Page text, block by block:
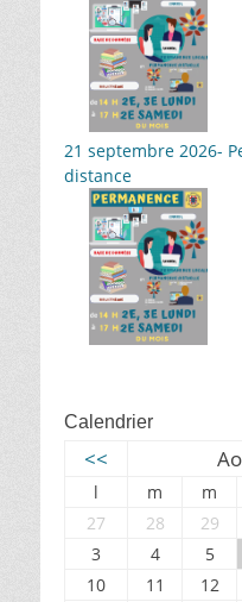
21 septembre 2026-
distance
Calendrier
<<
l m m
27
28 29
3
4 5
10
11 12